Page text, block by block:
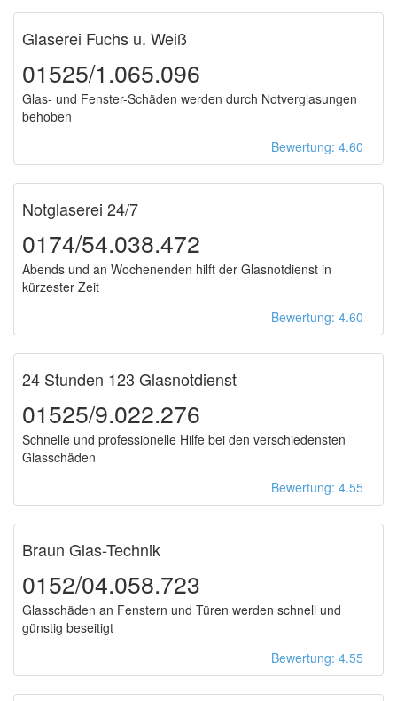
Glaserei Fuchs u. Weiß
01525/1.065.096
Glas- und Fenster-Schäden werden durch Notverglasungen
behoben
Bewertung: 4.60
Notglaserei 24/7
0174/54.038.472
Abends und an Wochenenden hilft der Glasnotdienst in
kürzester Zeit
Bewertung: 4.60
24 Stunden 123 Glasnotdienst
01525/9.022.276
Schnelle und professionelle Hilfe bei den verschiedensten
Glasschäden
Bewertung: 4.55
Braun Glas-Technik
0152/04.058.723
Glasschäden an Fenstern und Türen werden schnell und
günstig beseitigt
Bewertung: 4.55